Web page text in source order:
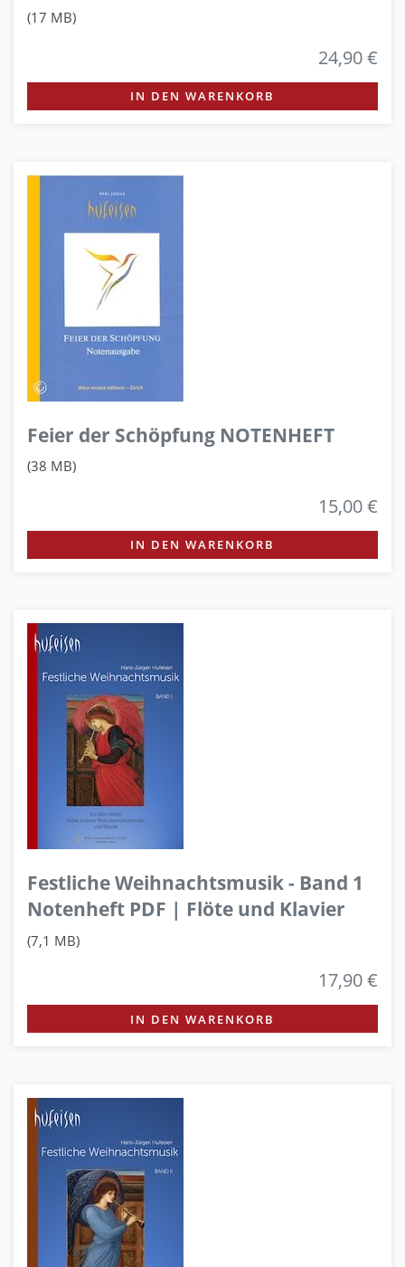
(17 MB)
24,90 €
IN DEN WARENKORB
Feier der Schöpfung NOTENHEFT
(38 MB)
15,00 €
IN DEN WARENKORB
Festliche Weihnachtsmusik - Band 1
Notenheft PDF | Flöte und Klavier
(7,1 MB)
17,90 €
IN DEN WARENKORB